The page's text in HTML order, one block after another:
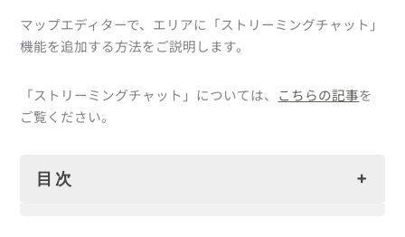
マップエディターで、エリアに「ストリーミングチャット」
機能を追加する方法をご説明します。
「ストリーミングチャット」については、 こちらの記事を
ご覧ください。
目次